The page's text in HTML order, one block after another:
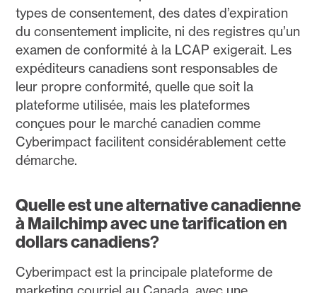
types de consentement, des dates d’expiration
du consentement implicite, ni des registres qu’un
examen de conformité à la LCAP exigerait. Les
expéditeurs canadiens sont responsables de
leur propre conformité, quelle que soit la
plateforme utilisée, mais les plateformes
conçues pour le marché canadien comme
Cyberimpact facilitent considérablement cette
démarche.
Quelle est une alternative canadienne
à Mailchimp avec une tarification en
dollars canadiens?
Cyberimpact est la principale plateforme de